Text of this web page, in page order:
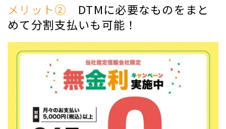
メリット② DTMに必要なものをまと
めて分割支払いも可能！